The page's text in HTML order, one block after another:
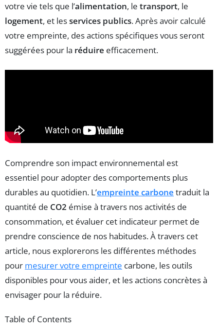
votre vie tels que l’alimentation, le transport, le
logement, et lesservices publics. Après avoir calculé
votre empreinte, des actions spécifiques vous seront
suggérées pour la réduire efficacement.
Comprendre son impact environnemental est
essentiel pour adopter des comportements plus
durables au quotidien. L’empreinte carbone traduit la
quantité de CO2 émise à travers nos activités de
consommation, et évaluer cet indicateur permet de
prendre conscience de nos habitudes. À travers cet
article, nous explorerons les différentes méthodes
pour mesurer votre empreinte carbone, les outils
disponibles pour vous aider, et les actions concrètes à
envisager pour la réduire.
Table of Contents